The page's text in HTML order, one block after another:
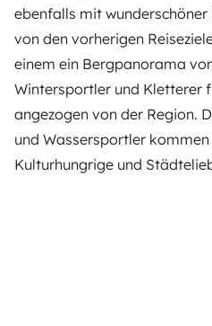
ebenfalls mit
von den vorherigen
einem ein Bergpanorama
Wintersportler und Kletterer
angezogen von der Region.
und Wassersportler
Kulturhungrige und